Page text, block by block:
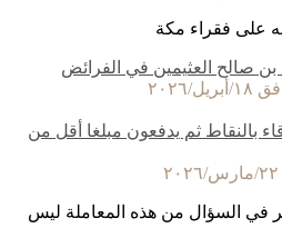
على فقراء مكة
صالح العثيمين في الفرائض
بالنقاط ثم يدفعون مبلغا أقل من
في السؤال من هذه المعاملة ليس